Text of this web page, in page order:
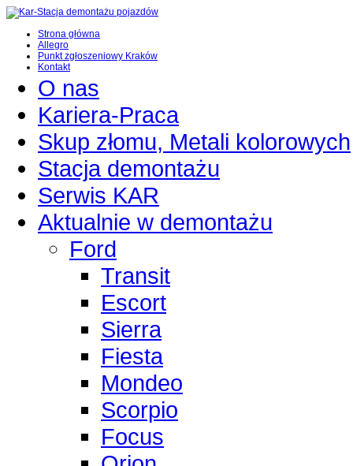
Strona główna
Allegro
Punkt zgłoszeniowy Kraków
Kontakt
O nas
Kariera-Praca
Skup złomu, Metali kolorowych
Stacja demontażu
Serwis KAR
Aktualnie w demontażu
Ford
Transit
Escort
Sierra
Fiesta
Mondeo
Scorpio
Focus